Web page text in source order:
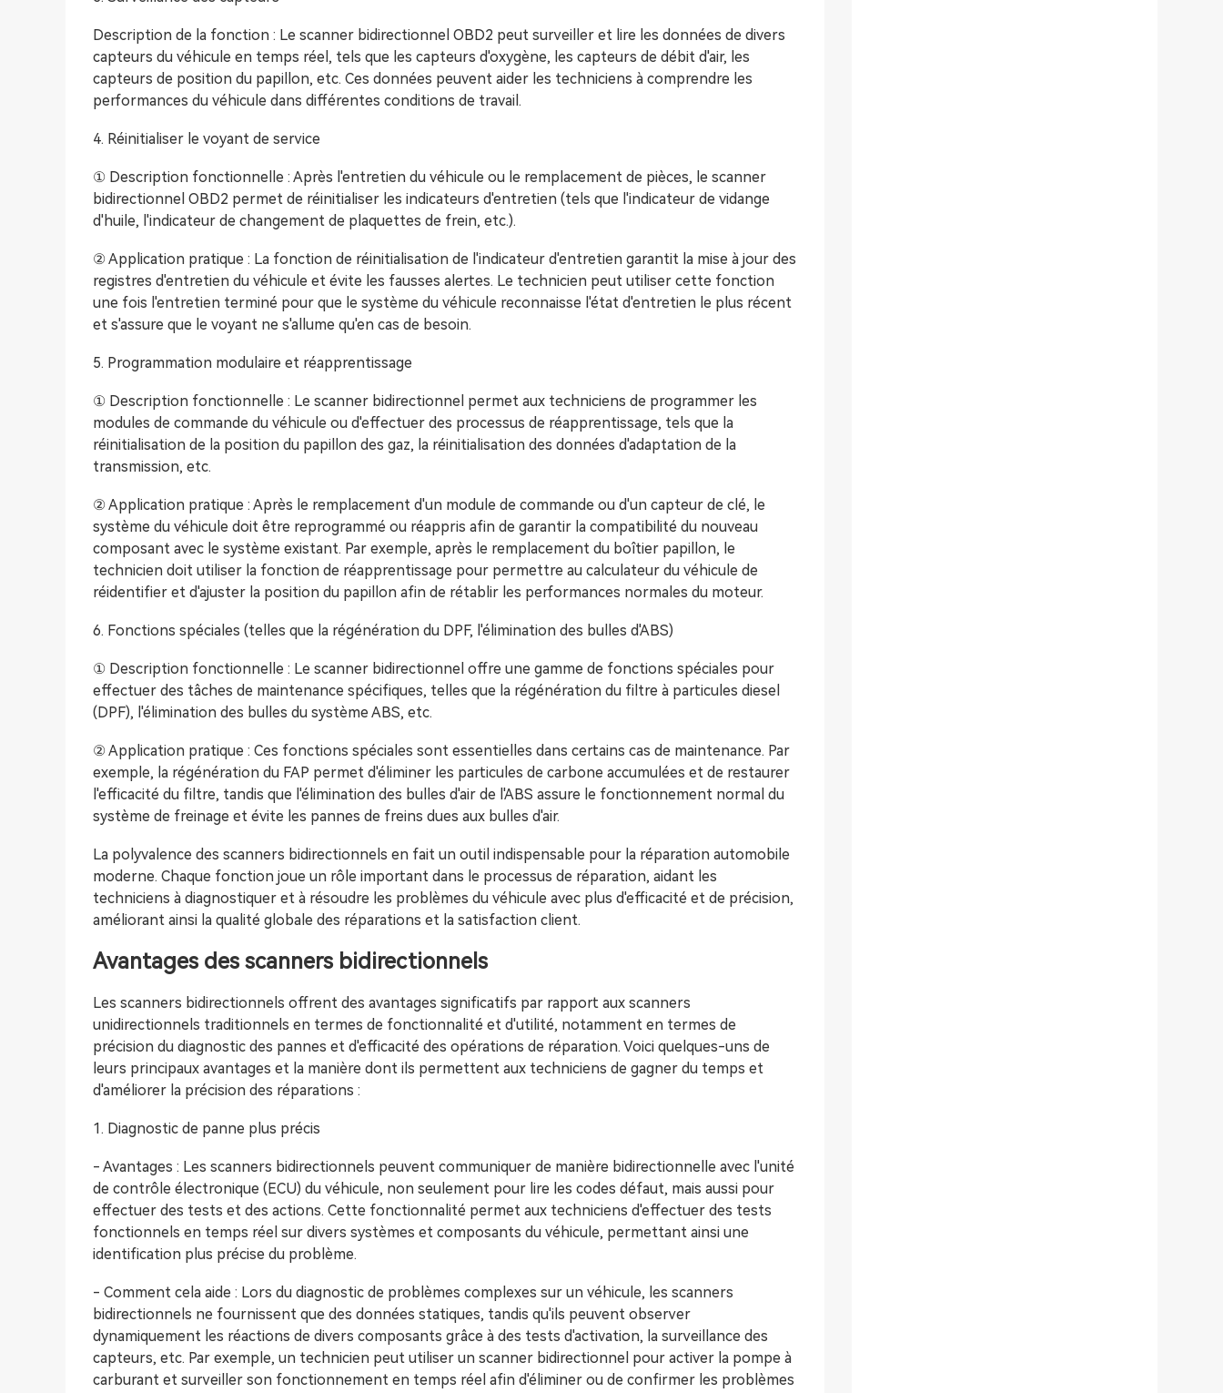
Description de la fonction : Le scanner bidirectionnel OBD2 peut surveiller et lire les données de divers
capteurs du véhicule en temps réel, tels que les capteurs d'oxygène, les capteurs de débit d'air, les
capteurs de position du papillon, etc. Ces données peuvent aider les techniciens à comprendre les
performances du véhicule dans différentes conditions de travail.
4. Réinitialiser le voyant de service
① Description fonctionnelle : Après l'entretien du véhicule ou le remplacement de pièces, le scanner
bidirectionnel OBD2 permet de réinitialiser les indicateurs d'entretien (tels que l'indicateur de vidange
d'huile, l'indicateur de changement de plaquettes de frein, etc.).
② Application pratique : La fonction de réinitialisation de l'indicateur d'entretien garantit la mise à jour des
registres d'entretien du véhicule et évite les fausses alertes. Le technicien peut utiliser cette fonction
une fois l'entretien terminé pour que le système du véhicule reconnaisse l'état d'entretien le plus récent
et s'assure que le voyant ne s'allume qu'en cas de besoin.
5. Programmation modulaire et réapprentissage
① Description fonctionnelle : Le scanner bidirectionnel permet aux techniciens de programmer les
modules de commande du véhicule ou d'effectuer des processus de réapprentissage, tels que la
réinitialisation de la position du papillon des gaz, la réinitialisation des données d'adaptation de la
transmission, etc.
② Application pratique : Après le remplacement d'un module de commande ou d'un capteur de clé, le
système du véhicule doit être reprogrammé ou réappris afin de garantir la compatibilité du nouveau
composant avec le système existant. Par exemple, après le remplacement du boîtier papillon, le
technicien doit utiliser la fonction de réapprentissage pour permettre au calculateur du véhicule de
réidentifier et d'ajuster la position du papillon afin de rétablir les performances normales du moteur.
6. Fonctions spéciales (telles que la régénération du DPF, l'élimination des bulles d'ABS)
① Description fonctionnelle : Le scanner bidirectionnel offre une gamme de fonctions spéciales pour
effectuer des tâches de maintenance spécifiques, telles que la régénération du filtre à particules diesel
(DPF), l'élimination des bulles du système ABS, etc.
② Application pratique : Ces fonctions spéciales sont essentielles dans certains cas de maintenance. Par
exemple, la régénération du FAP permet d'éliminer les particules de carbone accumulées et de restaurer
l'efficacité du filtre, tandis que l'élimination des bulles d'air de l'ABS assure le fonctionnement normal du
système de freinage et évite les pannes de freins dues aux bulles d'air.
La polyvalence des scanners bidirectionnels en fait un outil indispensable pour la réparation automobile
moderne. Chaque fonction joue un rôle important dans le processus de réparation, aidant les
techniciens à diagnostiquer et à résoudre les problèmes du véhicule avec plus d'efficacité et de précision,
améliorant ainsi la qualité globale des réparations et la satisfaction client.
Avantages des scanners bidirectionnels
Les scanners bidirectionnels offrent des avantages significatifs par rapport aux scanners
unidirectionnels traditionnels en termes de fonctionnalité et d'utilité, notamment en termes de
précision du diagnostic des pannes et d'efficacité des opérations de réparation. Voici quelques-uns de
leurs principaux avantages et la manière dont ils permettent aux techniciens de gagner du temps et
d'améliorer la précision des réparations :
1. Diagnostic de panne plus précis
- Avantages : Les scanners bidirectionnels peuvent communiquer de manière bidirectionnelle avec l'unité
de contrôle électronique (ECU) du véhicule, non seulement pour lire les codes défaut, mais aussi pour
effectuer des tests et des actions. Cette fonctionnalité permet aux techniciens d'effectuer des tests
fonctionnels en temps réel sur divers systèmes et composants du véhicule, permettant ainsi une
identification plus précise du problème.
- Comment cela aide : Lors du diagnostic de problèmes complexes sur un véhicule, les scanners
bidirectionnels ne fournissent que des données statiques, tandis qu'ils peuvent observer
dynamiquement les réactions de divers composants grâce à des tests d'activation, la surveillance des
capteurs, etc. Par exemple, un technicien peut utiliser un scanner bidirectionnel pour activer la pompe à
carburant et surveiller son fonctionnement en temps réel afin d'éliminer ou de confirmer les problèmes